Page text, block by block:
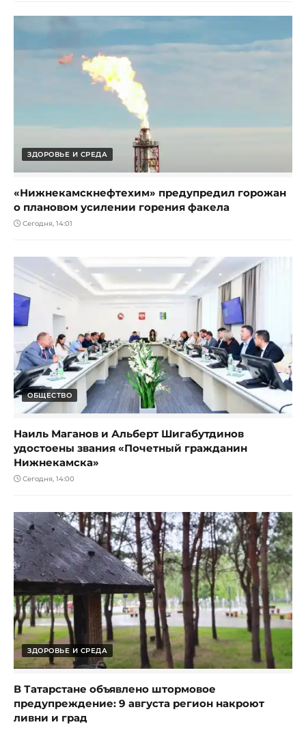
ЗДОРОВЬЕ И СРЕДА
«Нижнекамскнефтехим» предупредил горожан
о плановом усилении горения факела
Сегодня, 14:01
ОБЩЕСТВО
Наиль Маганов и Альберт Шигабутдинов
удостоены звания «Почетный гражданин
Нижнекамска»
Сегодня, 14:00
ЗДОРОВЬЕ И СРЕДА
В Татарстане объявлено штормовое
предупреждение: 9 августа регион накроют
ливни и град